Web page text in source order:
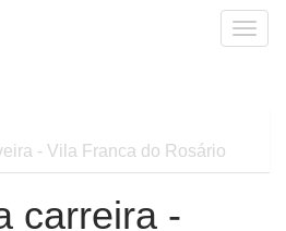
- Vila Franca do Rosário
carreira -